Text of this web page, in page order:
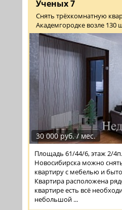
Ученых 7
Снять трёхкомнатную
Академгородке возле 130
30 000 руб. / мес.
Площадь 61/44/6, этаж 2/
Новосибирска можно
квартиру с мебелью и
Квартира расположена
квартире есть всё
небольшой ...